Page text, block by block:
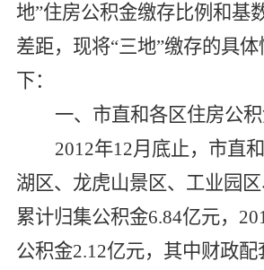
地”住房公积金缴存比例和基
差距，现将“三地”缴存的具体
下：
一、市直和各区住房公
2012年12月底止，市直
湖区、龙虎山景区、工业园区
累计归集公积金6.84亿元，
公积金2.12亿元，其中财政